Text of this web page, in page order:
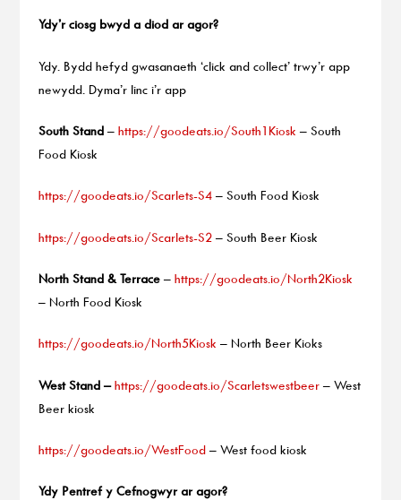
Ydy’r ciosg bwyd a diod ar agor?
Ydy. Bydd hefyd gwasanaeth ‘click and collect’ trwy’r app
newydd. Dyma’r linc i’r app
South Stand– https://goodeats.io/South1Kiosk – South
Food Kiosk
https://goodeats.io/Scarlets-S4– South Food Kiosk
https://goodeats.io/Scarlets-S2– South Beer Kiosk
North Stand & Terrace– https://goodeats.io/North2Kiosk
– North Food Kiosk
https://goodeats.io/North5Kiosk – North Beer Kioks
West Stand –https://goodeats.io/Scarletswestbeer– West
Beer kiosk
https://goodeats.io/WestFood– West food kiosk
Ydy Pentref y Cefnogwyr ar agor?